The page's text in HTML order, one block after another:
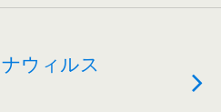
ウィルス